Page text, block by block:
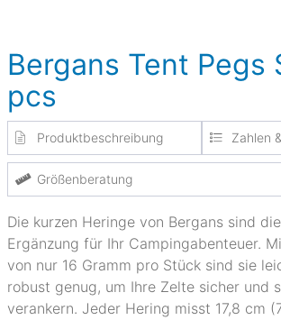
Bergans Tent Pegs
pcs
Produktbeschreibung Zahlen
Größenberatung
Die kurzen Heringe von Bergans sind
Ergänzung für Ihr Campingabenteuer.
von nur 16 Gramm pro Stück sind sie
robust genug, um Ihre Zelte sicher und
verankern. Jeder Hering misst 17,8 cm